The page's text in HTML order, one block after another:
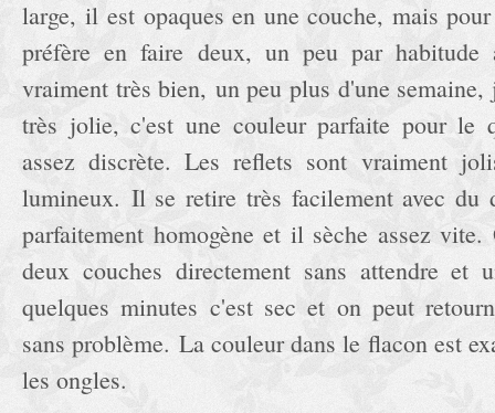
large, il est opaques en une couche, mais
préfère en faire deux, un peu par
vraiment très bien, un peu plus d'une
très jolie, c'est une couleur parfaite pour le
assez discrète. Les reflets sont vraiment
lumineux. Il se retire très facilement avec du
parfaitement homogène et il sèche assez
deux couches directement sans attendre et
quelques minutes c'est sec et on peut
sans problème. La couleur dans le flacon est
les ongles.